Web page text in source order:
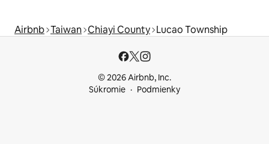
Airbnb Taiwan Chiayi County Lucao Township
© 2026 Airbnb, Inc.
Súkromie
Podmienky